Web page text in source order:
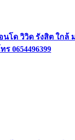
โด วิวิด รังสิต ใกล้
0654496399